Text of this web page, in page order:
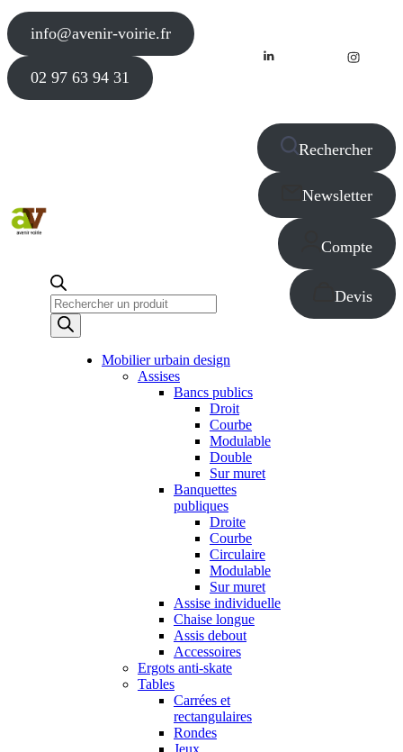
info@avenir-voirie.fr
02 97 63 94 31
Recherche
de
produits
Rechercher
Newsletter
Compte
Devis
Mobilier urbain design
Assises
Bancs publics
Droit
Courbe
Modulable
Double
Sur muret
Banquettes
publiques
Droite
Courbe
Circulaire
Modulable
Sur muret
Assise individuelle
Chaise longue
Assis debout
Accessoires
Ergots anti-skate
Tables
Carrées et
rectangulaires
Rondes
Jeux